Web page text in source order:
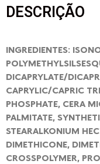
DESCRIÇÃO
INGREDIENTES:
DICAPRYLATE/
CAPRYLIC/CAPRIC
PHOSPHATE, CERA
PALMITATE,
STEARALKONIUM
DIMETHICONE,
CROSSPOLYMER,